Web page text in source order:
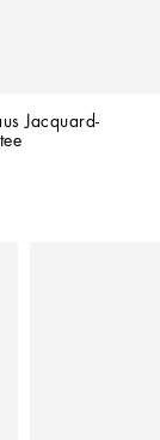
Jacquard-